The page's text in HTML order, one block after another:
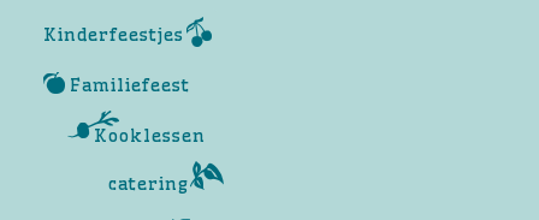
Kinderfeestjes
Familiefeest
Kooklessen
catering